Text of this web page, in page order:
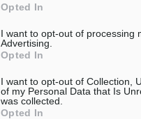
Opted In
I want to opt-out of processing
Advertising.
Opted In
I want to opt-out of Collection,
of my Personal Data that Is
was collected.
Opted In